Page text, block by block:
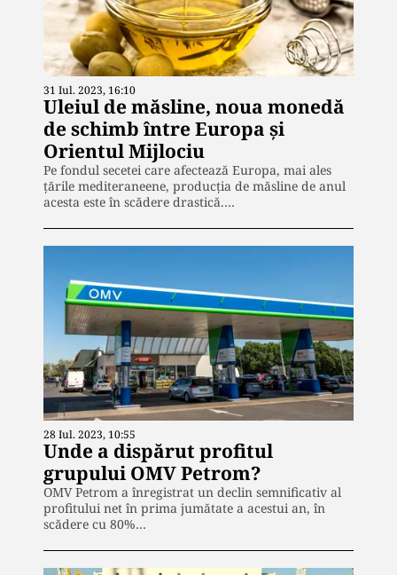
31 Iul. 2023, 16:10
Uleiul de măsline, noua monedă
de schimb între Europa și
Orientul Mijlociu
Pe fondul secetei care afectează Europa, mai ales
țările mediteraneene, producția de măsline de anul
acesta este în scădere drastică.…
28 Iul. 2023, 10:55
Unde a dispărut profitul
grupului OMV Petrom?
OMV Petrom a înregistrat un declin semnificativ al
profitului net în prima jumătate a acestui an, în
scădere cu 80%…